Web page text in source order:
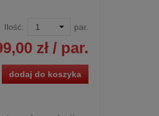
Ilość: par.
zł/ par.
dodaj do koszyka